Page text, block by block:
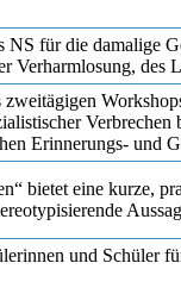
für die damalige
Verharmlosung, des
Erinnerungs- und
bietet eine kurze,
und Schüler